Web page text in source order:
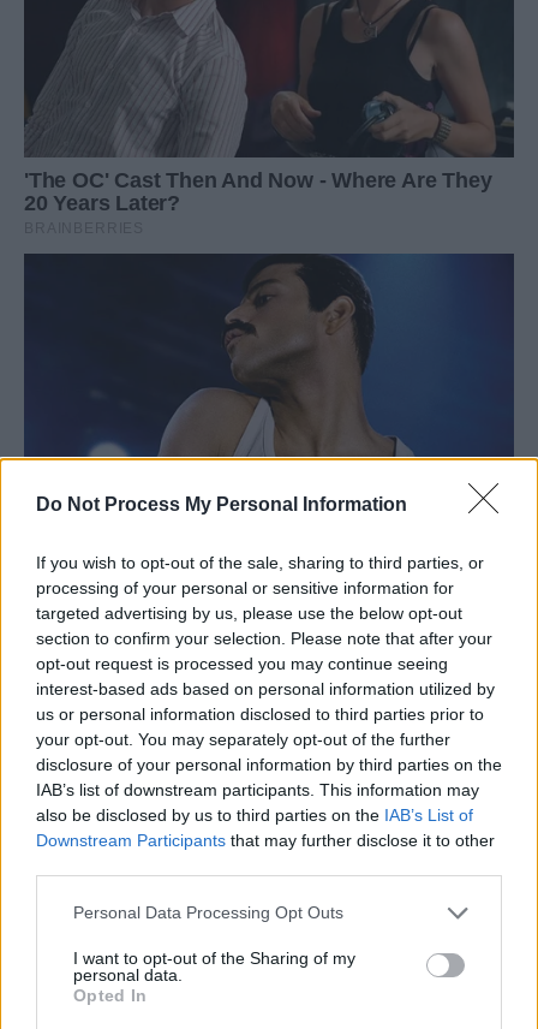
Do Not Process My Personal Information
If you wish to opt-out of the sale, sharing to third parties, or
processing of your personal or sensitive information for
targeted advertising by us, please use the below opt-out
section to confirm your selection. Please note that after your
opt-out request is processed you may continue seeing
interest-based ads based on personal information utilized by
us or personal information disclosed to third parties prior to
your opt-out. You may separately opt-out of the further
disclosure of your personal information by third parties on the
IAB’s list of downstream participants. This information may
also be disclosed by us to third parties on the IAB’s List of
Downstream Participants that may further disclose it to other
Personal Data Processing Opt Outs
I want to opt-out of the Sharing of my
personal data.
Opted In